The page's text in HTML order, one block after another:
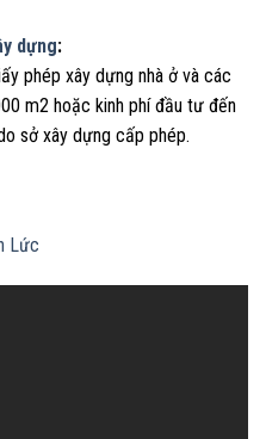
dựng:
phép xây dựng nhà ở và các
m2 hoặc kinh phí đầu tư đến
sở xây dựng cấp phép.
Lức